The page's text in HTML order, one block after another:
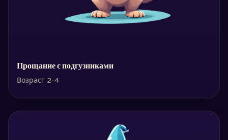
Прощание с подгузниками
Возраст 2-4